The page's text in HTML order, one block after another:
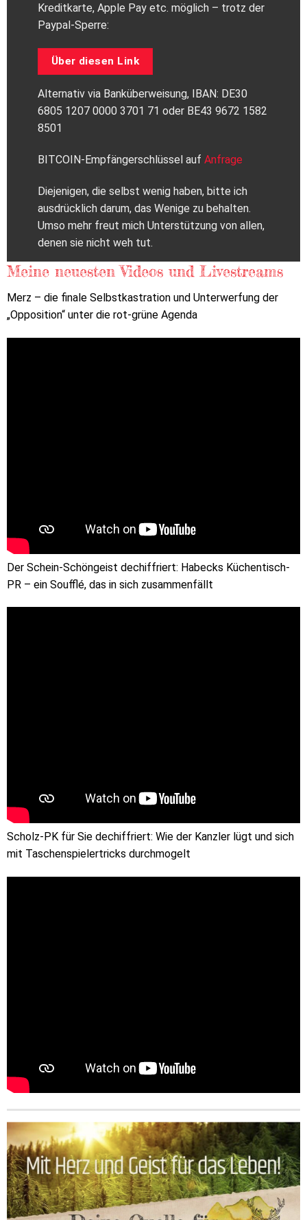
Kreditkarte, Apple Pay etc. möglich – trotz der
Paypal-Sperre:
Über diesen Link
Alternativ via Banküberweisung, IBAN: DE30
6805 1207 0000 3701 71 oder BE43 9672 1582
8501
BITCOIN-Empfängerschlüssel auf Anfrage
Diejenigen, die selbst wenig haben, bitte ich
ausdrücklich darum, das Wenige zu behalten.
Umso mehr freut mich Unterstützung von allen,
denen sie nicht weh tut.
Meine neuesten Videos und Livestreams
Merz – die finale Selbstkastration und Unterwerfung der
„Opposition“ unter die rot-grüne Agenda
Der Schein-Schöngeist dechiffriert: Habecks Küchentisch-
PR – ein Soufflé, das in sich zusammenfällt
Scholz-PK für Sie dechiffriert: Wie der Kanzler lügt und sich
mit Taschenspielertricks durchmogelt